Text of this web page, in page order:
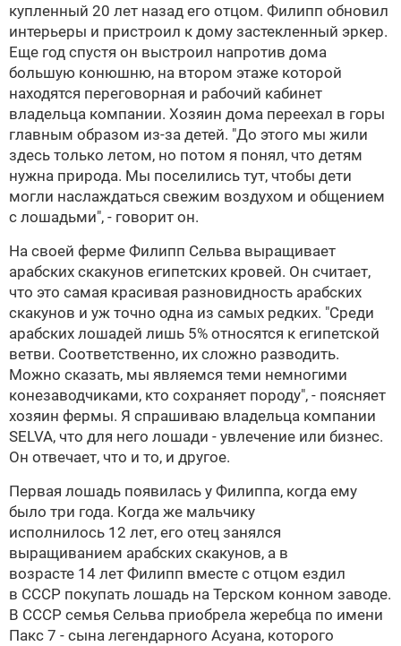
купленный 20 лет назад его отцом. Филипп обновил
интерьеры и пристроил к дому застекленный эркер.
Еще год спустя он выстроил напротив дома
большую конюшню, на втором этаже которой
находятся переговорная и рабочий кабинет
владельца компании. Хозяин дома переехал в горы
главным образом из-за детей. "До этого мы жили
здесь только летом, но потом я понял, что детям
нужна природа. Мы поселились тут, чтобы дети
могли наслаждаться свежим воздухом и общением
с лошадьми", - говорит он.
На своей ферме Филипп Сельва выращивает
арабских скакунов египетских кровей. Он считает,
что это самая красивая разновидность арабских
скакунов и уж точно одна из самых редких. "Среди
арабских лошадей лишь 5% относятся к египетской
ветви. Соответственно, их сложно разводить.
Можно сказать, мы являемся теми немногими
конезаводчиками, кто сохраняет породу", - поясняет
хозяин фермы. Я спрашиваю владельца компании
SELVA, что для него лошади - увлечение или бизнес.
Он отвечает, что и то, и другое.
Первая лошадь появилась у Филиппа, когда ему
было три года. Когда же мальчику
исполнилось 12 лет, его отец занялся
выращиванием арабских скакунов, а в
возрасте 14 лет Филипп вместе с отцом ездил
в СССР покупать лошадь на Терском конном заводе.
В СССР семья Сельва приобрела жеребца по имени
Пакс 7 - сына легендарного Асуана, которого